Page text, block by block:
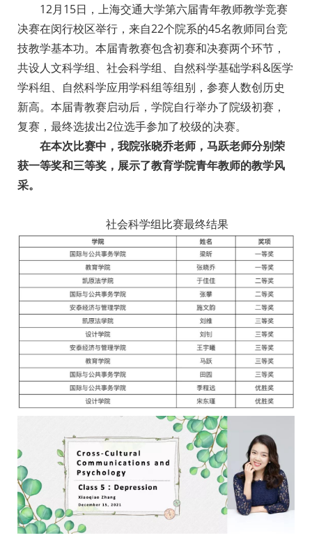
12月15日，上海交通大学第六届青年教师教学竞赛
决赛在闵行校区举行，来自22个院系的45名教师同台竞
技教学基本功。本届青教赛包含初赛和决赛两个环节，
共设人文科学组、社会科学组、自然科学基础学科&医学
学科组、自然科学应用学科组等组别，参赛人数创历史
新高。本届青教赛启动后，学院自行举办了院级初赛，
复赛，最终选拔出2位选手参加了校级的决赛。
在本次比赛中，我院张晓乔老师，马跃老师分别荣
获一等奖和三等奖，展示了教育学院青年教师的教学风
采。
社会科学组比赛最终结果